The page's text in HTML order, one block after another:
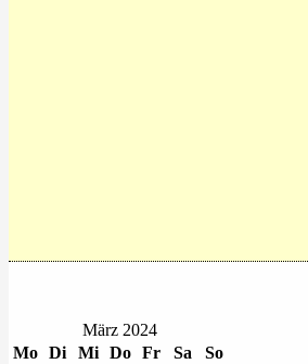
März 2024
Mo Di Mi Do Fr Sa So